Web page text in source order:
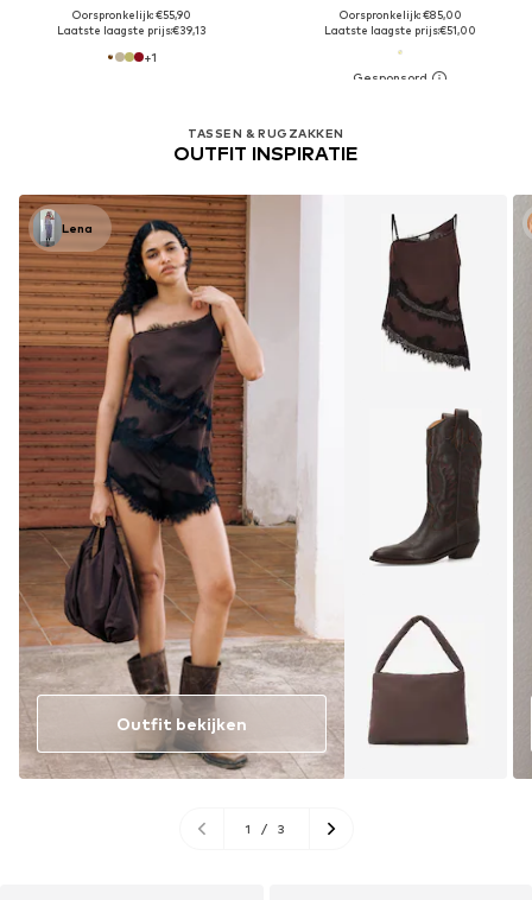
Oorspronkelijk: €55,90
Laatste laagste prijs:€39,13
+1
Oorspronkelijk: €85,00
Laatste laagste prijs:€51,00
TASSEN & RUGZAKKEN
OUTFIT INSPIRATIE
Lena
Outfit bekijken
1 / 3